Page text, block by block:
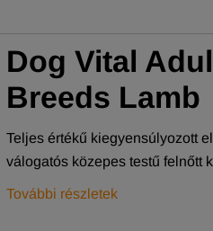
Dog Vital
Breeds Lamb
Teljes értékű kiegyensúlyozott
válogatós közepes testű felnőtt
További részletek